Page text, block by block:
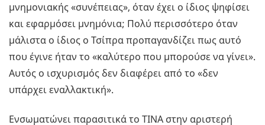
μνημονιακής «συνέπειας», όταν έχει ο ίδιος ψηφίσει
και εφαρμόσει μνημόνια; Πολύ περισσότερο όταν
μάλιστα ο ίδιος ο Τσίπρα προπαγανδίζει πως αυτό
που έγινε ήταν το «καλύτερο που μπορούσε να γίνει».
Αυτός ο ισχυρισμός δεν διαφέρει από το «δεν
υπάρχει εναλλακτική».
Ενσωματώνει παρασιτικά το ΤΙΝΑ στην αριστερή